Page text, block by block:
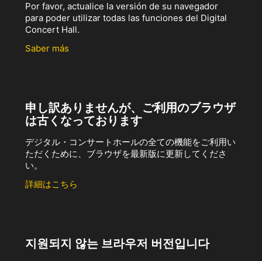
Por favor, actualice la versión de su navegador
para poder utilizar todas las funciones del Digital
Concert Hall.
Saber más
申し訳ありませんが、ご利用のブラウザ
は古くなっております
デジタル・コンサートホールの全ての機能をご利用い
ただくために、ブラウザを最新版に更新してくださ
い。
詳細はこちら
지원되지 않는 브라우저 버전입니다